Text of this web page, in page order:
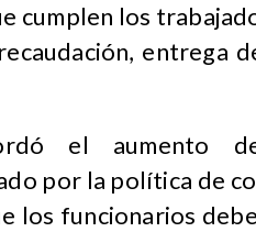
cumplen los
entrega
el aumento
por la política de
los funcionarios